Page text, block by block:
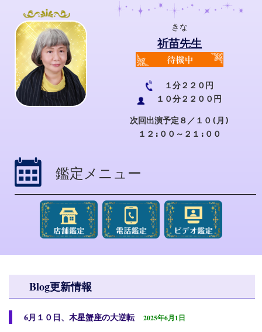
きな
祈苗先生
１分２２０円
１０分２２００円
次回出演予定８／１０(月)
１２:００～２１:００
鑑定メニュー
Blog更新情報
6月１０日、木星蟹座の大逆転 2025年6月1日